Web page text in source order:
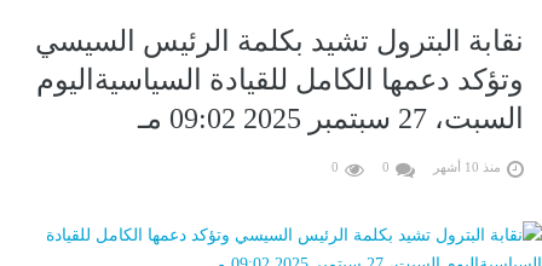
نقابة البترول تشيد بكلمة الرئيس السيسي
وتؤكد دعمها الكامل للقيادة السياسيةاليوم
السبت، 27 سبتمبر 2025 09:02 مـ
منذ 10 أشهر 0
0